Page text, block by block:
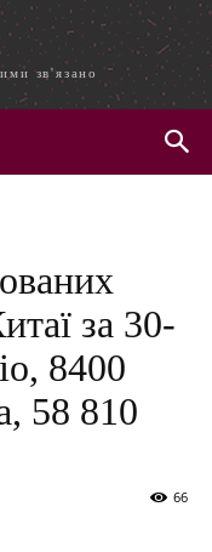
зв'язано
за 30-
8400
58 810
66